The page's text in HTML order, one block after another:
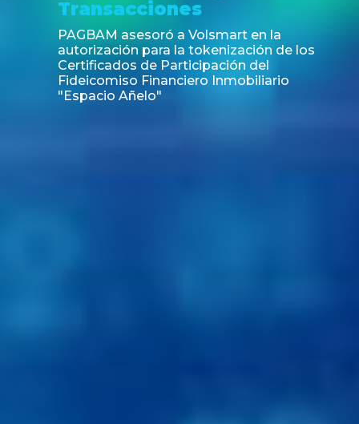
Fin de la obligación de rúbrica de los libros
laborales en la Ciudad de Buenos Aires